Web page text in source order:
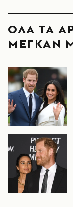
ΟΛΑ ΤΑ
ΜΕΓΚΑΝ